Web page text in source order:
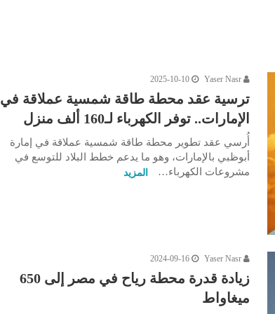
Yaser Nasr
2025-10-10
ترسية عقد محطة طاقة شمسية عملاقة في
الإمارات.. توفر الكهرباء لـ160 ألف منزل
أُرسي عقد تطوير محطة طاقة شمسية عملاقة في إمارة
أبوظبي بالإمارات، وهو ما يدعم خطط البلاد للتوسع في
مشروعات الكهرباء…
المزيد
Yaser Nasr
2024-09-16
زيادة قدرة محطة رياح في مصر إلى 650
ميغاواط